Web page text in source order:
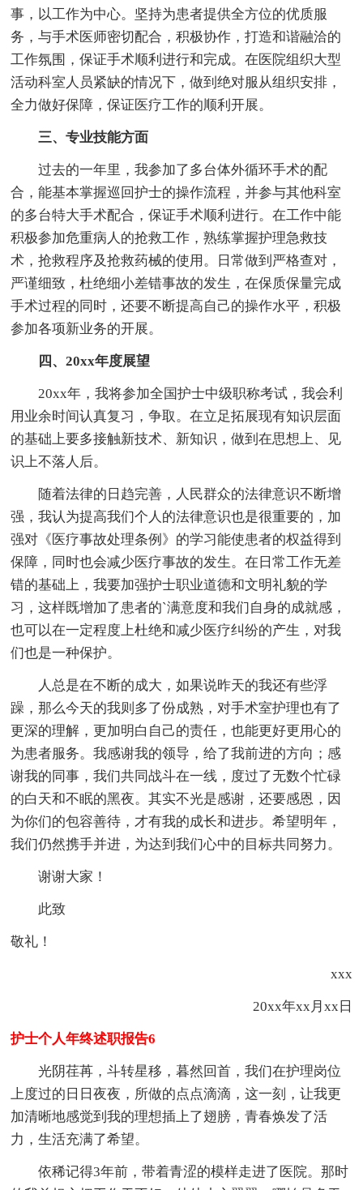
事，以工作为中心。坚持为患者提供全方位的优质服
务，与手术医师密切配合，积极协作，打造和谐融洽的
工作氛围，保证手术顺利进行和完成。在医院组织大型
活动科室人员紧缺的情况下，做到绝对服从组织安排，
全力做好保障，保证医疗工作的顺利开展。
三、专业技能方面
过去的一年里，我参加了多台体外循环手术的配
合，能基本掌握巡回护士的操作流程，并参与其他科室
的多台特大手术配合，保证手术顺利进行。在工作中能
积极参加危重病人的抢救工作，熟练掌握护理急救技
术，抢救程序及抢救药械的使用。日常做到严格查对，
严谨细致，杜绝细小差错事故的发生，在保质保量完成
手术过程的同时，还要不断提高自己的操作水平，积极
参加各项新业务的开展。
四、20xx年度展望
20xx年，我将参加全国护士中级职称考试，我会利
用业余时间认真复习，争取。在立足拓展现有知识层面
的基础上要多接触新技术、新知识，做到在思想上、见
识上不落人后。
随着法律的日趋完善，人民群众的法律意识不断增
强，我认为提高我们个人的法律意识也是很重要的，加
强对《医疗事故处理条例》的学习能使患者的权益得到
保障，同时也会减少医疗事故的发生。在日常工作无差
错的基础上，我要加强护士职业道德和文明礼貌的学
习，这样既增加了患者的`满意度和我们自身的成就感，
也可以在一定程度上杜绝和减少医疗纠纷的产生，对我
们也是一种保护。
人总是在不断的成大，如果说昨天的我还有些浮
躁，那么今天的我则多了份成熟，对手术室护理也有了
更深的理解，更加明白自己的责任，也能更好更用心的
为患者服务。我感谢我的领导，给了我前进的方向；感
谢我的同事，我们共同战斗在一线，度过了无数个忙碌
的白天和不眠的黑夜。其实不光是感谢，还要感恩，因
为你们的包容善待，才有我的成长和进步。希望明年，
我们仍然携手并进，为达到我们心中的目标共同努力。
谢谢大家！
此致
敬礼！
xxx
20xx年xx月xx日
护士个人年终述职报告6
光阴荏苒，斗转星移，暮然回首，我们在护理岗位
上度过的日日夜夜，所做的点点滴滴，这一刻，让我更
加清晰地感觉到我的理想插上了翅膀，青春焕发了活
力，生活充满了希望。
依稀记得3年前，带着青涩的模样走进了医院。那时